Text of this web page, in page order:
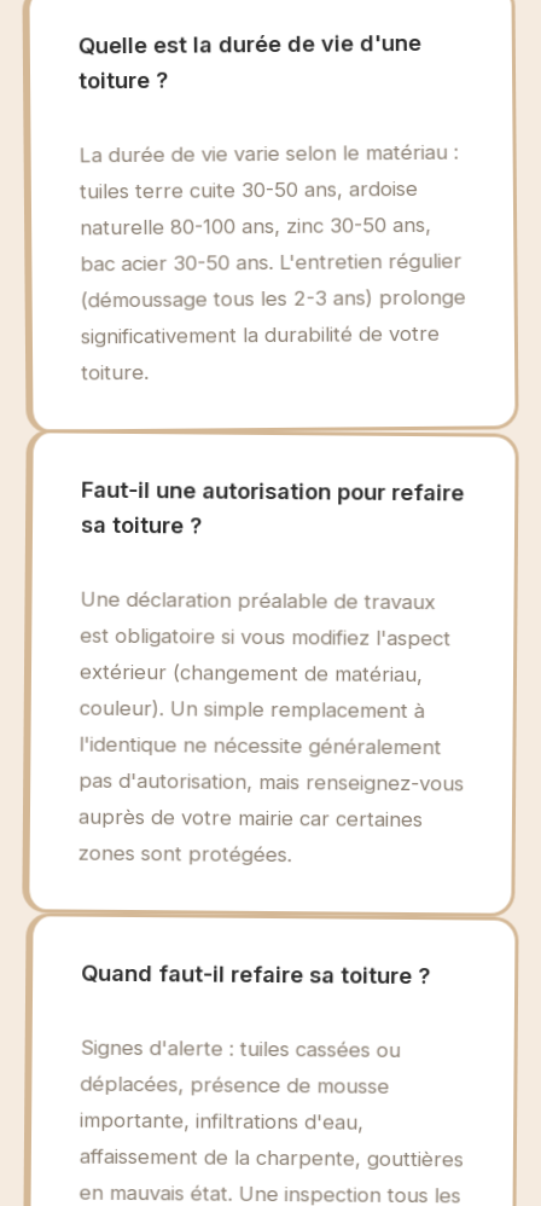
Quelle est la durée de vie d'une
toiture ?
La durée de vie varie selon le matériau :
tuiles terre cuite 30-50 ans, ardoise
naturelle 80-100 ans, zinc 30-50 ans,
bac acier 30-50 ans. L'entretien régulier
(démoussage tous les 2-3 ans) prolonge
significativement la durabilité de votre
toiture.
Faut-il une autorisation pour refaire
sa toiture ?
Une déclaration préalable de travaux
est obligatoire si vous modifiez l'aspect
extérieur (changement de matériau,
couleur). Un simple remplacement à
l'identique ne nécessite généralement
pas d'autorisation, mais renseignez-vous
auprès de votre mairie car certaines
zones sont protégées.
Quand faut-il refaire sa toiture ?
Signes d'alerte : tuiles cassées ou
déplacées, présence de mousse
importante, infiltrations d'eau,
affaissement de la charpente, gouttières
en mauvais état. Une inspection tous les
problèmes. N'attendez pas les fuites